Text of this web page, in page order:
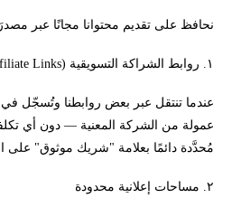
نحافظ على تقديم محتوانا مجانًا عبر
١. روابط الشراكة التسويقية (Affiliate Links)
عندما تنتقل عبر بعض روابطنا وتُسجّل
عمولة من الشركة المعنية — دون أي
مُحدَّدة دائمًا بعلامة "شريك موثوق" على
٢. مساحات إعلانية محدودة